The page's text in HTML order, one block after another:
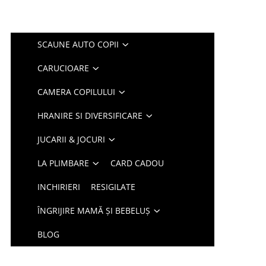
SCAUNE AUTO COPII
CARUCIOARE
CAMERA COPILULUI
HRANIRE SI DIVERSIFICARE
JUCARII & JOCURI
LA PLIMBARE CARD CADOU
INCHIRIERI RESIGILATE
ÎNGRIJIRE MAMĂ ȘI BEBELUȘ
BLOG